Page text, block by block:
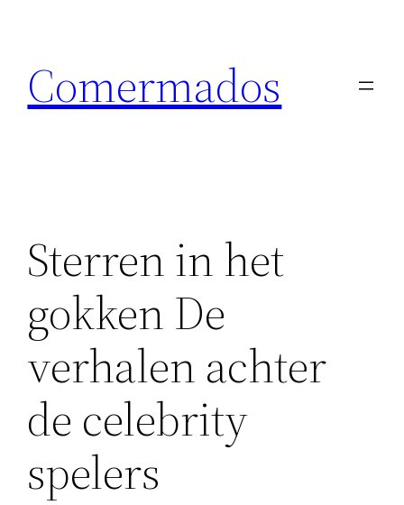
content
Comermados
Sterren in het
gokken De
verhalen achter
de celebrity
spelers